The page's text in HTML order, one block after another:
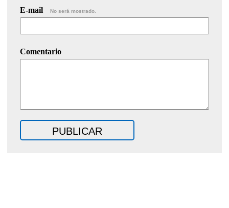
E-mail No será mostrado.
Comentario